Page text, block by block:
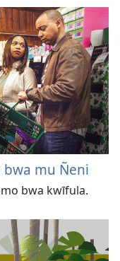
mu Ñeni
bwa kwīfula.